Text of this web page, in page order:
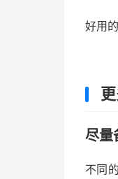
好用
尽量
不同